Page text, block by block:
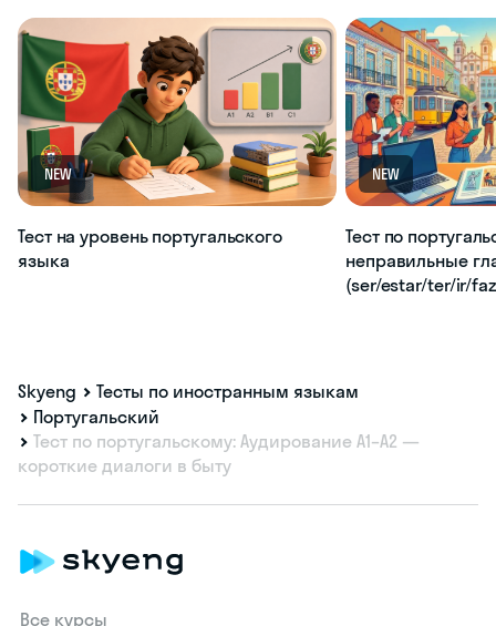
NEW
Тест на уровень португальского
языка
NEW
Тест по
неправильные
(ser/estar/ter/ir/
Skyeng
Тесты по иностранным языкам
Португальский
Тест по португальскому: Аудирование A1–A2 —
короткие диалоги в быту
Все курсы